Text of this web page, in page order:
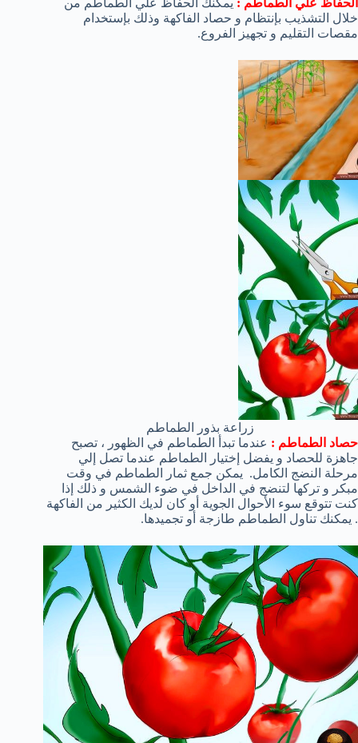
الحفاظ علي الطماطم : يمكنك الحفاظ علي الطماطم من
خلال التشذيب بإنتظام و حصاد الفاكهة وذلك بإستخدام
مقصات التقليم و تجهيز الفروع.
زراعة بذور الطماطم
حصاد الطماطم : عندما تبدأ الطماطم في الظهور ، تصبح
جاهزة للحصاد و يفضل إختيار الطماطم عندما تصل إلي
مرحلة النضج الكامل. يمكن جمع ثمار الطماطم في وقت
مبكر و تركها لتنضج في الداخل في ضوء الشمس و ذلك إذا
كنت تتوقع سوء الأحوال الجوية أو كان لديك الكثير من الفاكهة
. يمكنك تناول الطماطم طازجة أو تجميدها.